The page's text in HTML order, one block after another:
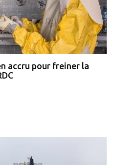
accru pour freiner la